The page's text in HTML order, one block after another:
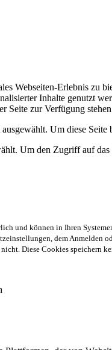
Webseiten-Erlebnis zu
Inhalte genutzt
Seite zur Verfügung
Um diese Seite
Um den Zugriff auf das
und können in Ihren
dem
Diese Cookies speichern